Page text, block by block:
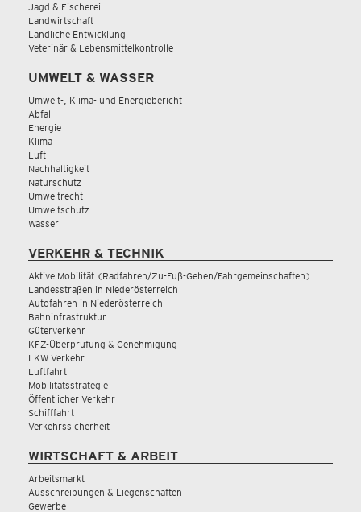
Jagd & Fischerei
Landwirtschaft
Ländliche Entwicklung
Veterinär & Lebensmittelkontrolle
UMWELT & WASSER
Umwelt-, Klima- und Energiebericht
Abfall
Energie
Klima
Luft
Nachhaltigkeit
Naturschutz
Umweltrecht
Umweltschutz
Wasser
VERKEHR & TECHNIK
Aktive Mobilität (Radfahren/Zu-Fuß-Gehen/Fahrgemeinschaften)
Landesstraßen in Niederösterreich
Autofahren in Niederösterreich
Bahninfrastruktur
Güterverkehr
KFZ-Überprüfung & Genehmigung
LKW Verkehr
Luftfahrt
Mobilitätsstrategie
Öffentlicher Verkehr
Schifffahrt
Verkehrssicherheit
WIRTSCHAFT & ARBEIT
Arbeitsmarkt
Ausschreibungen & Liegenschaften
Gewerbe